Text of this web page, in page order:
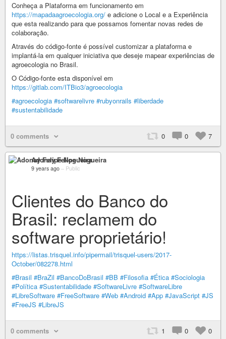
Conheça a Plataforma em funcionamento em
https://mapadaagroecologia.org/ e adicione o Local e a Experiência
que esta realizando para que possamos fomentar novas redes de
colaboração.
Através do código-fonte é possível customizar a plataforma e
implantá-la em qualquer iniciativa que deseje mapear experiências de
agroecologia no Brasil.
O Código-fonte esta disponível em
https://gitlab.com/ITBio3/agroecologia
#agroecologia #softwarelivre #rubyonrails #liberdade
#sustentabilidade
0 comments 0 0 7
Adonay Felipe Nogueira
9 years ago – Public
Clientes do Banco do
Brasil: reclamem do
software proprietário!
https://listas.trisquel.info/pipermail/trisquel-users/2017-
October/082278.html
#Brasil #BraZil #BancoDoBrasil #BB #Filosofia #Ética #Sociologia
#Política #Sustentabilidade #SoftwareLivre #SoftwareLibre
#LibreSoftware #FreeSoftware #Web #Android #App #JavaScript #JS
#FreeJS #LibreJS
0 comments 1 0 0